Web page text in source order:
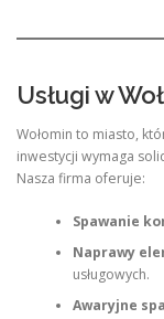
Usługi w
Wołomin to miasto,
inwestycji wymaga
Nasza firma oferuje:
Spawanie
Naprawy
usługowych.
Awaryjne